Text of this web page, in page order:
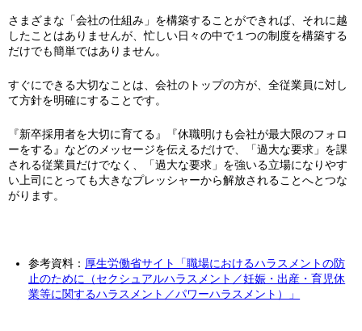
さまざまな「会社の仕組み」を構築することができれば、それに越
したことはありませんが、忙しい日々の中で１つの制度を構築する
だけでも簡単ではありません。
すぐにできる大切なことは、会社のトップの方が、全従業員に対し
て方針を明確にすることです。
『新卒採用者を大切に育てる』『休職明けも会社が最大限のフォロ
ーをする』などのメッセージを伝えるだけで、「過大な要求」を課
される従業員だけでなく、「過大な要求」を強いる立場になりやす
い上司にとっても大きなプレッシャーから解放されることへとつな
がります。
参考資料： 厚生労働省サイト「職場におけるハラスメントの防
止のために（セクシュアルハラスメント／妊娠・出産・育児休
業等に関するハラスメント／パワーハラスメント）」